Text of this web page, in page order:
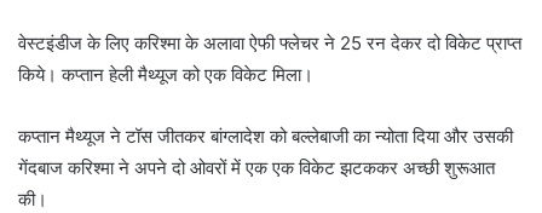
वेस्टइंडीज के लिए करिश्मा के अलावा ऐफी फ्लेचर ने 25 रन देकर दो विकेट प्राप्त
किये। कप्तान हेली मैथ्यूज को एक विकेट मिला।
कप्तान मैथ्यूज ने टॉस जीतकर बांग्लादेश को बल्लेबाजी का न्योता दिया और उसकी
गेंदबाज करिश्मा ने अपने दो ओवरों में एक एक विकेट झटककर अच्छी शुरूआत
की।